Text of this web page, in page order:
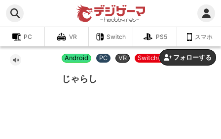
PC VR Switch PS5 スマホ
Android PC VR Switch(EL)
じゃらし
フォローする